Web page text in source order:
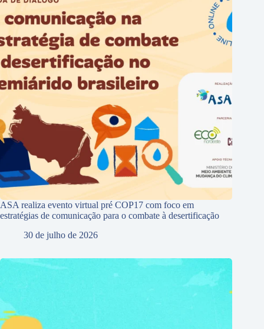
ASA realiza evento virtual pré COP17 com foco em
estratégias de comunicação para o combate à desertificação
30 de julho de 2026